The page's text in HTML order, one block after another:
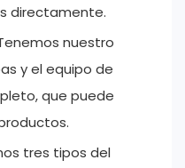
directamente.
nuestro
y el equipo de
que puede
tres tipos del